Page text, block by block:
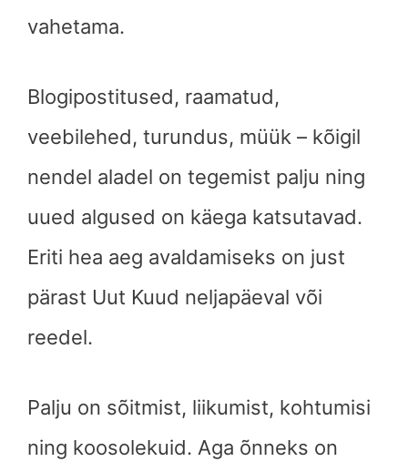
vahetama.
Blogipostitused, raamatud,
veebilehed, turundus, müük – kõigil
nendel aladel on tegemist palju ning
uued algused on käega katsutavad.
Eriti hea aeg avaldamiseks on just
pärast Uut Kuud neljapäeval või
reedel.
Palju on sõitmist, liikumist, kohtumisi
ning koosolekuid. Aga õnneks on